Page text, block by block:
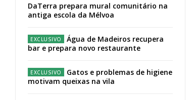
DaTerra prepara mural comunitário na
antiga escola da Mélvoa
Água de Madeiros recupera
bar e prepara novo restaurante
Gatos e problemas de higiene
motivam queixas na vila